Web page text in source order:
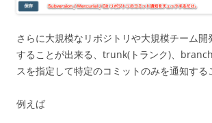
さらに大規模なリポジトリや大規模チーム開
することが出来る、trunk(トランク)、
スを指定して特定のコミットのみを通知する
例えば